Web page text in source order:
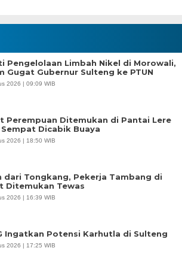
Pengelolaan Limbah Nikel di Morowali,
Gugat Gubernur Sulteng ke PTUN
2026 | 09:09 WIB
Perempuan Ditemukan di Pantai Lere
Sempat Dicabik Buaya
2026 | 18:50 WIB
dari Tongkang, Pekerja Tambang di
Ditemukan Tewas
2026 | 16:39 WIB
Ingatkan Potensi Karhutla di Sulteng
2026 | 17:25 WIB